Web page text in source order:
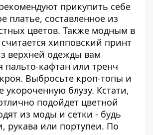
прикупить себе
платье, составленное из
цветов. Также модным в
хипповский принт
верхней одежды вам
пальто-кафтан или тренч
Выбросьте кроп-топы и
укороченную блузу. Кстати,
подойдет цветной
из моды и сетки - будь
рукава или портупеи. По